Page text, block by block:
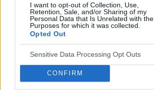
I want to opt-out of Collection, Use,
Retention, Sale, and/or Sharing of my
Personal Data that Is Unrelated with the
Purposes for which it was collected.
Opted Out
Sensitive Data Processing Opt Outs
CONFIRM
Tematy przezierność karkowa spirala
embolizacja mięśniaków macicy
ropień gruczołu bartholina